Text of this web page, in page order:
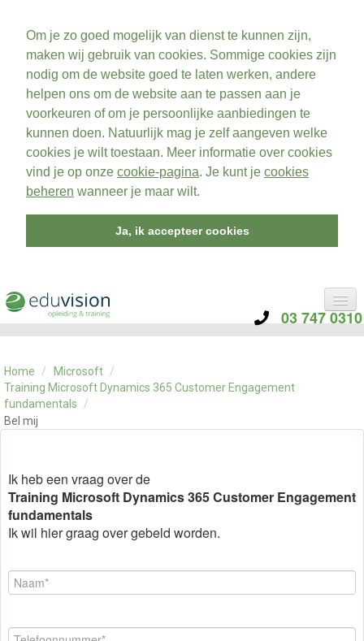
Om je zo goed mogelijk van dienst te kunnen zijn,
maken wij gebruik van cookies. Sommige cookies zijn
nodig om de website goed te laten werken, andere
helpen ons om de website aan te passen aan je
voorkeuren of om je persoonlijke aanbiedingen te
kunnen doen. Natuurlijk mag je zelf aangeven welke
cookies je wilt toestaan. Meer informatie over cookies
vind je op onze cookie-pagina. Je kunt je cookies
beheren wanneer je maar wilt.
Ja, ik accepteer cookies
03 747 0310
CATEGORIE
OVER ONS
CONTACT
SKILLS ALCHEMIST
Home / Microsoft /
Training Microsoft Dynamics 365 Customer Engagement
fundamentals
/
Bel mij
Ik heb een vraag over de
Training Microsoft Dynamics 365 Customer Engagement
fundamentals
Ik wil hier graag over gebeld worden.